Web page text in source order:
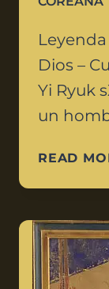
Dios –
Yi Ryuk
un
READ